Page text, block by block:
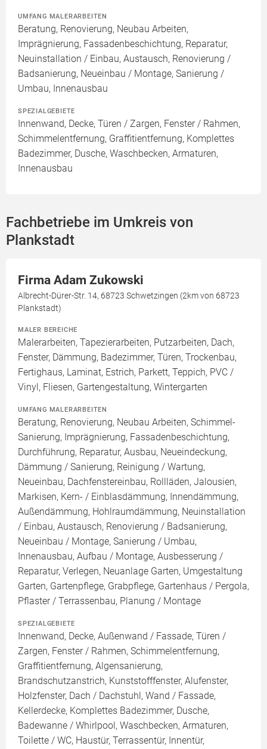
UMFANG MALERARBEITEN
Beratung, Renovierung, Neubau Arbeiten,
Imprägnierung, Fassadenbeschichtung, Reparatur,
Neuinstallation / Einbau, Austausch, Renovierung /
Badsanierung, Neueinbau / Montage, Sanierung /
Umbau, Innenausbau
SPEZIALGEBIETE
Innenwand, Decke, Türen / Zargen, Fenster / Rahmen,
Schimmelentfernung, Graffitientfernung, Komplettes
Badezimmer, Dusche, Waschbecken, Armaturen,
Innenausbau
Fachbetriebe im Umkreis von
Plankstadt
Firma Adam Zukowski
Albrecht-Dürer-Str. 14, 68723 Schwetzingen (2km von 68723
Plankstadt)
MALER BEREICHE
Malerarbeiten, Tapezierarbeiten, Putzarbeiten, Dach,
Fenster, Dämmung, Badezimmer, Türen, Trockenbau,
Fertighaus, Laminat, Estrich, Parkett, Teppich, PVC /
Vinyl, Fliesen, Gartengestaltung, Wintergarten
UMFANG MALERARBEITEN
Beratung, Renovierung, Neubau Arbeiten, Schimmel-
Sanierung, Imprägnierung, Fassadenbeschichtung,
Durchführung, Reparatur, Ausbau, Neueindeckung,
Dämmung / Sanierung, Reinigung / Wartung,
Neueinbau, Dachfenstereinbau, Rollläden, Jalousien,
Markisen, Kern- / Einblasdämmung, Innendämmung,
Außendämmung, Hohlraumdämmung, Neuinstallation
/ Einbau, Austausch, Renovierung / Badsanierung,
Neueinbau / Montage, Sanierung / Umbau,
Innenausbau, Aufbau / Montage, Ausbesserung /
Reparatur, Verlegen, Neuanlage Garten, Umgestaltung
Garten, Gartenpflege, Grabpflege, Gartenhaus / Pergola,
Pflaster / Terrassenbau, Planung / Montage
SPEZIALGEBIETE
Innenwand, Decke, Außenwand / Fassade, Türen /
Zargen, Fenster / Rahmen, Schimmelentfernung,
Graffitientfernung, Algensanierung,
Brandschutzanstrich, Kunststofffenster, Alufenster,
Holzfenster, Dach / Dachstuhl, Wand / Fassade,
Kellerdecke, Komplettes Badezimmer, Dusche,
Badewanne / Whirlpool, Waschbecken, Armaturen,
Toilette / WC, Haustür, Terrassentür, Innentür,